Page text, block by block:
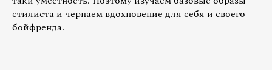
стилиста и черпаем вдохновение для себя и своего
бойфренда.